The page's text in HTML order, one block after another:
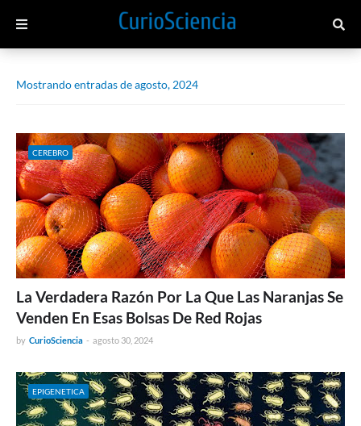
Mostrando entradas de agosto, 2024
CEREBRO
La Verdadera Razón Por La Que Las Naranjas Se
Venden En Esas Bolsas De Red Rojas
by CurioSciencia - agosto 30, 2024
EPIGENETICA